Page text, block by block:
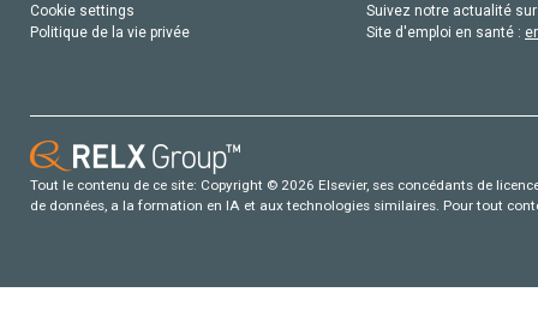
Cookie settings
Politique de la vie privée
Suivez notre actualité
Site d'emploi en santé :
Tout le contenu de ce site: Copyright © 2026 Elsevier, ses concédants de
de données, a la formation en IA et aux technologies similaires. Pour tout